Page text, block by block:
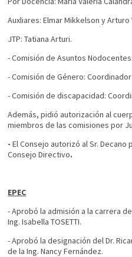
Auxliares: Elmar Mikkelson y Arturo
JTP: Tatiana Arturi.
- Comisión de Asuntos
- Comisión de Género:
- Comisión de discapacidad:
Además, pidió autorización al
miembros de las comisiones por
-El Consejo autorizó al Sr.
Consejo Directivo.
EPEC
- Aprobó la admisión a la carrera
Ing. Isabella TOSETTI.
- Aprobó la designación del Dr.
de la Ing. Nancy